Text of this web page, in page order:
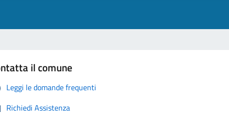
il comune
Leggi le domande frequenti
Richiedi Assistenza